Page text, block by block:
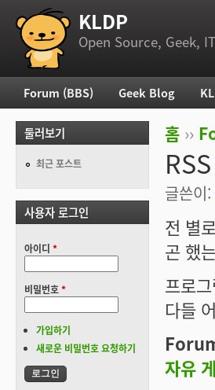
부 메뉴 KLDP
Open Source, Geek,
현재 위
홈 ››
글쓴이:
전 별
곤 했
프로
다들
자유
주 메뉴
Forum (BBS) Geek Blog
둘러보기
최근 포스트
사용자 로그인
아이디 *
비밀번호*
가입하기
새로운 비밀번호 요청하기